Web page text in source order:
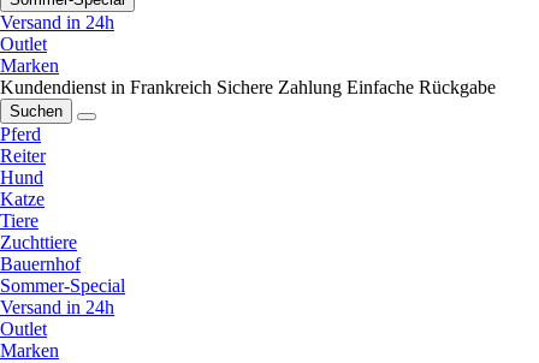
Versand in 24h
Outlet
Marken
Kundendienst in Frankreich Sichere Zahlung Einfache Rückgabe
Suchen
Pferd
Reiter
Hund
Katze
Tiere
Zuchttiere
Bauernhof
Sommer-Special
Versand in 24h
Outlet
Marken